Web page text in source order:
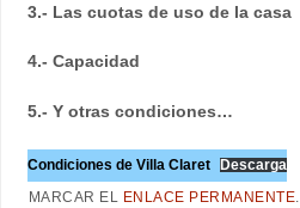
3.- Las cuotas de uso de la casa
4.- Capacidad
5.- Y otras condiciones…
Condiciones de Villa Claret Descarga
MARCAR EL ENLACE PERMANENTE.